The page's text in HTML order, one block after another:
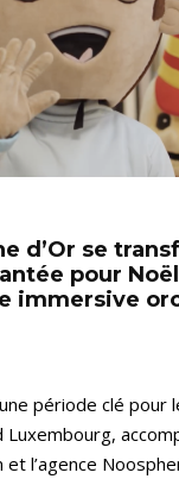
d’Or se
pour
immersive
période clé pour
et l’agence